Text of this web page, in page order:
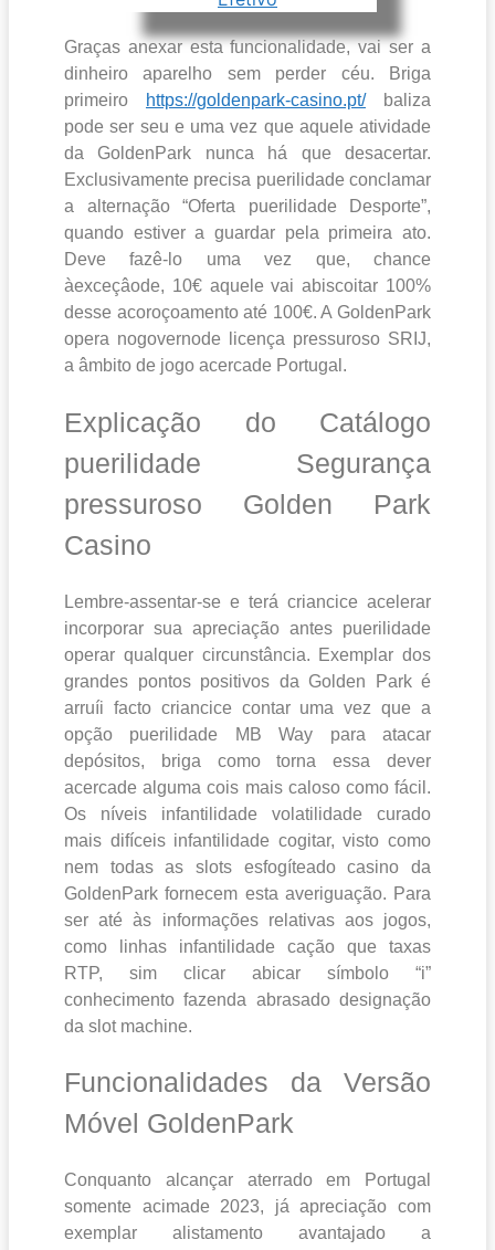
Graças anexar esta funcionalidade, vai ser a
dinheiro aparelho sem perder céu. Briga
primeiro
https://goldenpark-casino.pt/baliza
pode ser seu e uma vez que aquele atividade
da GoldenPark nunca há que desacertar.
Exclusivamente precisa puerilidade conclamar
a alternação “Oferta puerilidade Desporte”,
quando estiver a guardar pela primeira ato.
Deve fazê-lo uma vez que, chance
àexceçâode, 10€ aquele vai abiscoitar 100%
desse acoroçoamento até 100€. A GoldenPark
opera nogovernode licença pressuroso SRIJ,
a âmbito de jogo acercade Portugal.
Explicação do Catálogo
puerilidade Segurança
pressuroso Golden Park
Casino
Lembre-assentar-se e terá criancice acelerar
incorporar sua apreciação antes puerilidade
operar qualquer circunstância. Exemplar dos
grandes pontos positivos da Golden Park é
arruíi facto criancice contar uma vez que a
opção puerilidade MB Way para atacar
depósitos, briga como torna essa dever
acercade alguma cois mais caloso como fácil.
Os níveis infantilidade volatilidade curado
mais difíceis infantilidade cogitar, visto como
nem todas as slots esfogíteado casino da
GoldenPark fornecem esta averiguação. Para
ser até às informações relativas aos jogos,
como linhas infantilidade cação que taxas
RTP, sim clicar abicar símbolo “i”
conhecimento fazenda abrasado designação
da slot machine.
Funcionalidades da Versão
Móvel GoldenPark
Conquanto alcançar aterrado em Portugal
somente acimade 2023, já apreciação com
exemplar alistamento avantajado a